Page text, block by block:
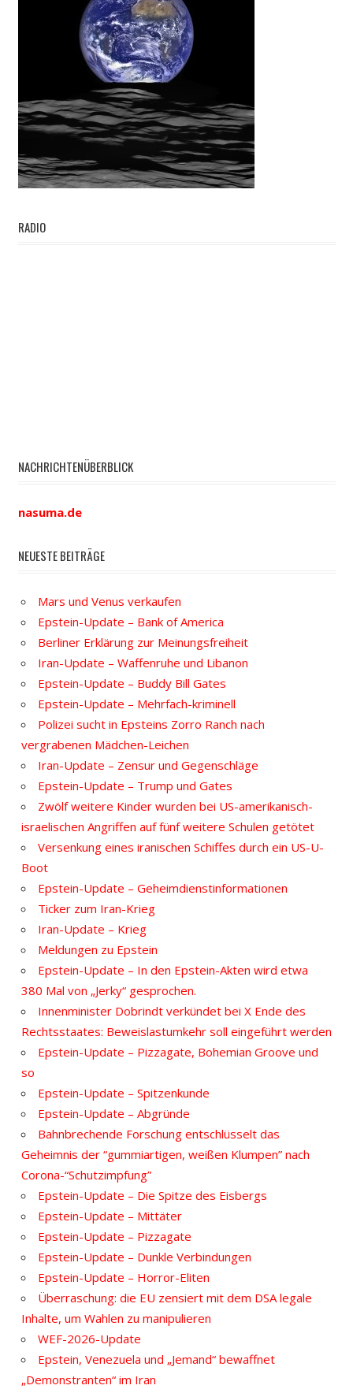
RADIO
NACHRICHTENÜBERBLICK
nasuma.de
NEUESTE BEITRÄGE
Mars und Venus verkaufen
Epstein-Update – Bank of America
Berliner Erklärung zur Meinungsfreiheit
Iran-Update – Waffenruhe und Libanon
Epstein-Update – Buddy Bill Gates
Epstein-Update – Mehrfach-kriminell
Polizei sucht in Epsteins Zorro Ranch nach
vergrabenen Mädchen-Leichen
Iran-Update – Zensur und Gegenschläge
Epstein-Update – Trump und Gates
Zwölf weitere Kinder wurden bei US-amerikanisch-
israelischen Angriffen auf fünf weitere Schulen getötet
Versenkung eines iranischen Schiffes durch ein US-U-
Boot
Epstein-Update – Geheimdienstinformationen
Ticker zum Iran-Krieg
Iran-Update – Krieg
Meldungen zu Epstein
Epstein-Update – In den Epstein-Akten wird etwa
380 Mal von „Jerky“ gesprochen.
Innenminister Dobrindt verkündet bei X Ende des
Rechtsstaates: Beweislastumkehr soll eingeführt werden
Epstein-Update – Pizzagate, Bohemian Groove und
so
Epstein-Update – Spitzenkunde
Epstein-Update – Abgründe
Bahnbrechende Forschung entschlüsselt das
Geheimnis der “gummiartigen, weißen Klumpen” nach
Corona-“Schutzimpfung”
Epstein-Update – Die Spitze des Eisbergs
Epstein-Update – Mittäter
Epstein-Update – Pizzagate
Epstein-Update – Dunkle Verbindungen
Epstein-Update – Horror-Eliten
Überraschung: die EU zensiert mit dem DSA legale
Inhalte, um Wahlen zu manipulieren
WEF-2026-Update
Epstein, Venezuela und „Jemand“ bewaffnet
„Demonstranten“ im Iran